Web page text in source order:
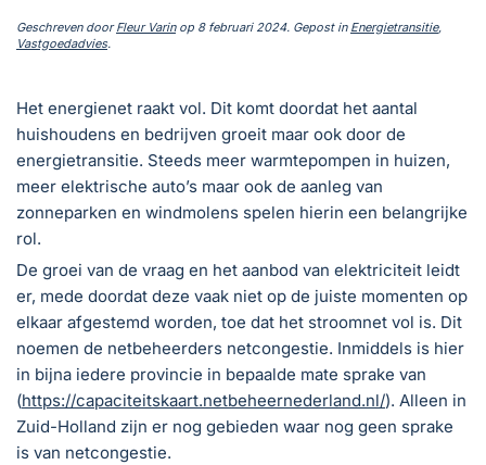
Geschreven doorFleur Varinop 8 februari 2024. Gepost in Energietransitie,
Vastgoedadvies.
Het energienet raakt vol. Dit komt doordat het aantal
huishoudens en bedrijven groeit maar ook door de
energietransitie. Steeds meer warmtepompen in huizen,
meer elektrische auto’s maar ook de aanleg van
zonneparken en windmolens spelen hierin een belangrijke
rol.
De groei van de vraag en het aanbod van elektriciteit leidt
er, mede doordat deze vaak niet op de juiste momenten op
elkaar afgestemd worden, toe dat het stroomnet vol is. Dit
noemen de netbeheerders netcongestie. Inmiddels is hier
in bijna iedere provincie in bepaalde mate sprake van
(https://capaciteitskaart.netbeheernederland.nl/). Alleen in
Zuid-Holland zijn er nog gebieden waar nog geen sprake
is van netcongestie.